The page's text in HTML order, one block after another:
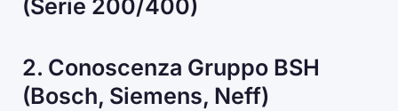
(Serie 200/400)
2. Conoscenza Gruppo BSH
(Bosch, Siemens, Neff)